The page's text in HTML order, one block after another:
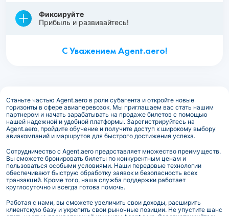
Фиксируйте
Прибыль и развивайтесь!
С Уважением Agent.aero!
Станьте частью Agent.aero в роли субагента и откройте новые
горизонты в сфере авиаперевозок. Мы приглашаем вас стать нашим
партнером и начать зарабатывать на продаже билетов с помощью
нашей надежной и удобной платформы. Зарегистрируйтесь на
Agent.aero, пройдите обучение и получите доступ к широкому выбору
авиакомпаний и маршрутов для быстрого достижения успеха.
Сотрудничество с Agent.aero предоставляет множество преимуществ.
Вы сможете бронировать билеты по конкурентным ценам и
пользоваться особыми условиями. Наши передовые технологии
обеспечивают быструю обработку заявок и безопасность всех
транзакций. Кроме того, наша служба поддержки работает
круглосуточно и всегда готова помочь.
Работая с нами, вы сможете увеличить свои доходы, расширить
клиентскую базу и укрепить свои рыночные позиции. Не упустите шанс